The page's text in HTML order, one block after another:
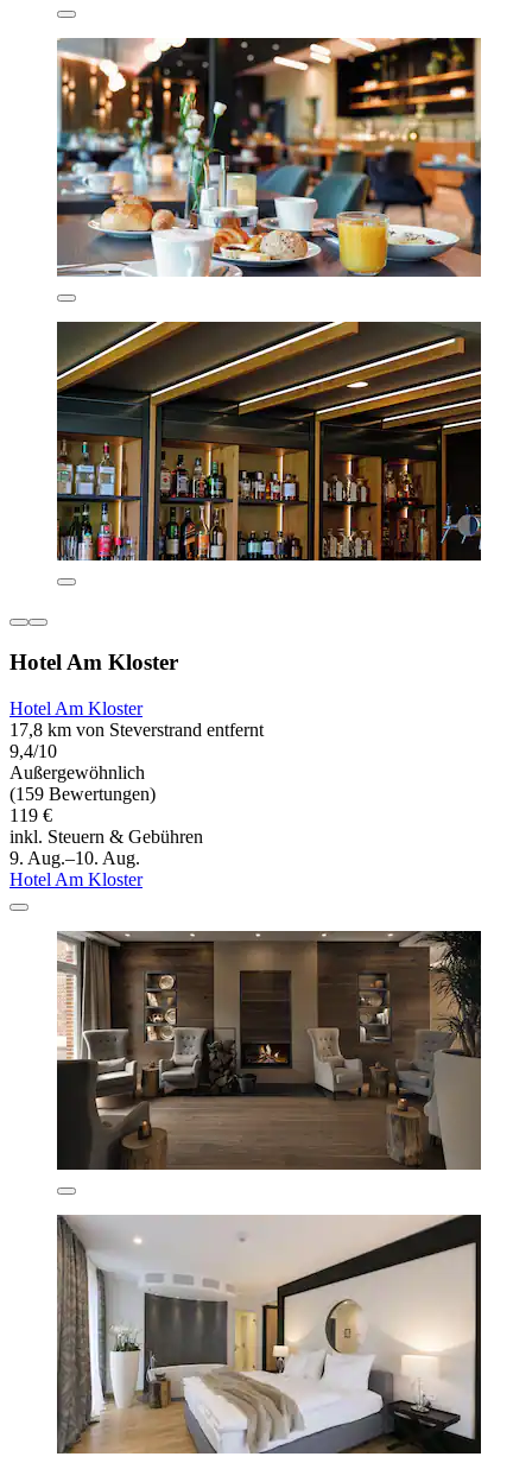
Hotel Am Kloster
Hotel Am Kloster
17,8 km von Steverstrand entfernt
9,4/10
Außergewöhnlich
(159 Bewertungen)
119 €
inkl. Steuern & Gebühren
9. Aug.–10. Aug.
Hotel Am Kloster